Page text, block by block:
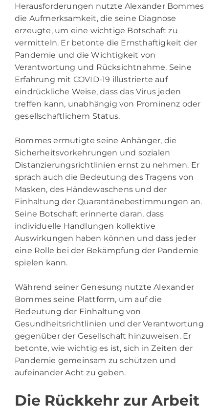
Herausforderungen nutzte Alexander Bommes
die Aufmerksamkeit, die seine Diagnose
erzeugte, um eine wichtige Botschaft zu
vermitteln. Er betonte die Ernsthaftigkeit der
Pandemie und die Wichtigkeit von
Verantwortung und Rücksichtnahme. Seine
Erfahrung mit COVID-19 illustrierte auf
eindrückliche Weise, dass das Virus jeden
treffen kann, unabhängig von Prominenz oder
gesellschaftlichem Status.
Bommes ermutigte seine Anhänger, die
Sicherheitsvorkehrungen und sozialen
Distanzierungsrichtlinien ernst zu nehmen. Er
sprach auch die Bedeutung des Tragens von
Masken, des Händewaschens und der
Einhaltung der Quarantänebestimmungen an.
Seine Botschaft erinnerte daran, dass
individuelle Handlungen kollektive
Auswirkungen haben können und dass jeder
eine Rolle bei der Bekämpfung der Pandemie
spielen kann.
Während seiner Genesung nutzte Alexander
Bommes seine Plattform, um auf die
Bedeutung der Einhaltung von
Gesundheitsrichtlinien und der Verantwortung
gegenüber der Gesellschaft hinzuweisen. Er
betonte, wie wichtig es ist, sich in Zeiten der
Pandemie gemeinsam zu schützen und
aufeinander Acht zu geben.
Die Rückkehr zur Arbeit